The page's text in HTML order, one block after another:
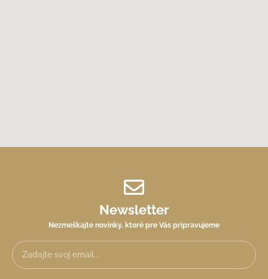
Newsletter
Nezmeškajte novinky, ktoré pre Vás pripravujeme